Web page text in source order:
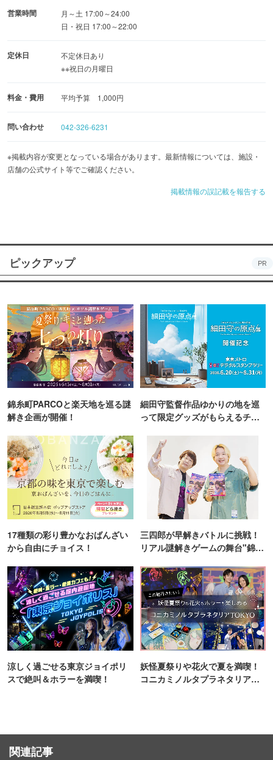
お気軽にお問い合わせくださいませ。
営業時間
月～土 17:00～24:00
日・祝日 17:00～22:00
定休日
不定休日あり
※※祝日の月曜日
料金・費用 平均予算 1,000円
問い合わせ 042-326-6231
※掲載内容が変更となっている場合があります。最新情報については、施設・
店舗の公式サイト等でご確認ください。
掲載情報の誤記載を報告する
ピックアップ PR
錦糸町PARCOと楽天地を巡る謎
解き企画が開催！
細田守監督作品ゆかりの地を巡
って限定グッズがもらえるチャ
17種類の彩り豊かなおばんざい
から自由にチョイス！
三四郎が早解きバトルに挑戦！
リアル謎解きゲームの舞台"錦糸
涼しく過ごせる東京ジョイポリ
スで絶叫＆ホラーを満喫！
妖怪夏祭りや花火で夏を満喫！
コニカミノルタプラネタリア
関連記事